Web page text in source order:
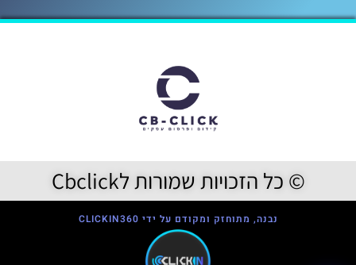
© כל הזכויות שמורות לCbclick
נבנה, מתוחזק ומקודם על ידי CLICKIN360